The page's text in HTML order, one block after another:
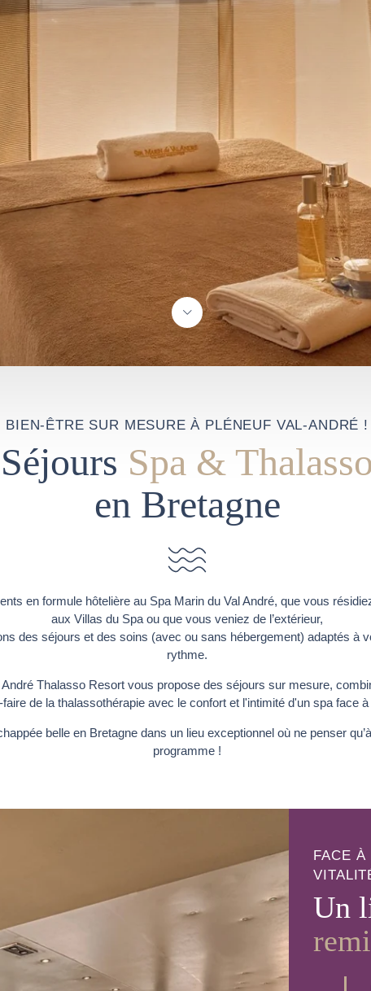
BIEN-ÊTRE SUR MESURE À PLÉNEUF VAL-ANDRÉ !
Séjours Spa & Thalasso
en Bretagne
en formule hôtelière au Spa Marin du Val André, que vous
aux Villas du Spa ou que vous veniez de l’extérieur,
des séjours et des soins (avec ou sans hébergement) adaptés à
rythme.
Thalasso Resort vous propose des séjours sur mesure,
de la thalassothérapie avec le confort et l'intimité d'un spa face à
belle en Bretagne dans un lieu exceptionnel où ne penser
programme !
FACE À
Un